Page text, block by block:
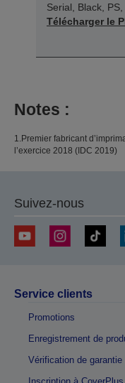
Serial, Black,
Télécharger le
Notes :
1.Premier fabricant
l’exercice 2018 (IDC 2019)
Suivez-nous
Service clients
Promotions
Enregistrement de
Vérification de garantie